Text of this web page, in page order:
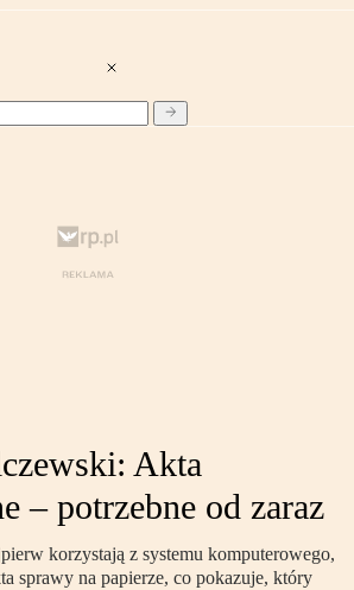
Akta
– potrzebne od zaraz
korzystają z systemu komputerowego,
sprawy na papierze, co pokazuje, który